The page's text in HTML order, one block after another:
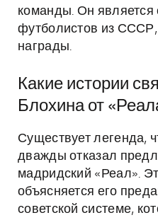
команды. Он является
футболистов из СССР,
награды.
Какие истории
Блохина от
Существует легенда,
дважды отказал
мадридский «Реал».
объясняется его
советской системе,